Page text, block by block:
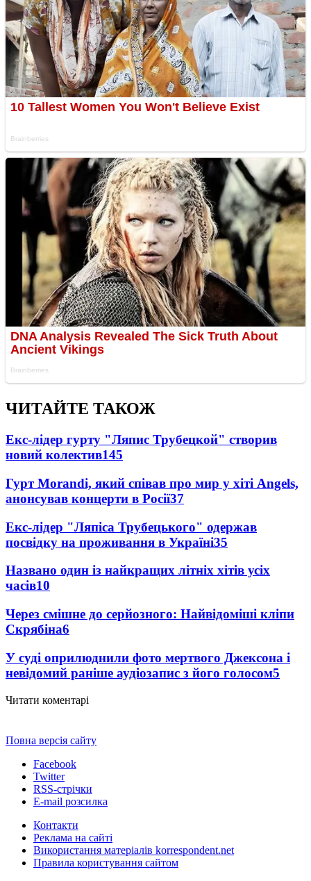
ЧИТАЙТЕ ТАКОЖ
Екс-лідер гурту "Ляпис Трубецкой" створив
новий колектив145
Гурт Morandi, який співав про мир у хіті Angels,
анонсував концерти в Росії37
Екс-лідер "Ляпіса Трубецького" одержав
посвідку на проживання в Україні35
Названо один із найкращих літніх хітів усіх
часів10
Через смішне до серйозного: Найвідоміші кліпи
Скрябіна6
У суді оприлюднили фото мертвого Джексона і
невідомий раніше аудіозапис з його голосом5
Читати коментарі
Повна версія сайту
Facebook
Twitter
RSS-стрічки
E-mail розсилка
Контакти
Реклама на сайті
Використання матеріалів korrespondent.net
Правила користування сайтом